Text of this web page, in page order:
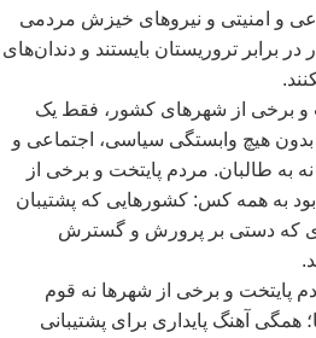
و امنیتی و نیروهای خیزش مردمی
در برابر تروریستان بایستند و دندانهای
و برخی از شهرهای کشور، فقط یک
هیچ وابستگی سیاسی، اجتماعی و
طالبان. مردم پایتخت و برخی از
به همه کس: کشورهایی که پشتیبان
که دستی بر پرورش و گسترش
پایتخت و برخی از شهرها نه قوم
همگی آهنگ پایداری برای پشتیبانی